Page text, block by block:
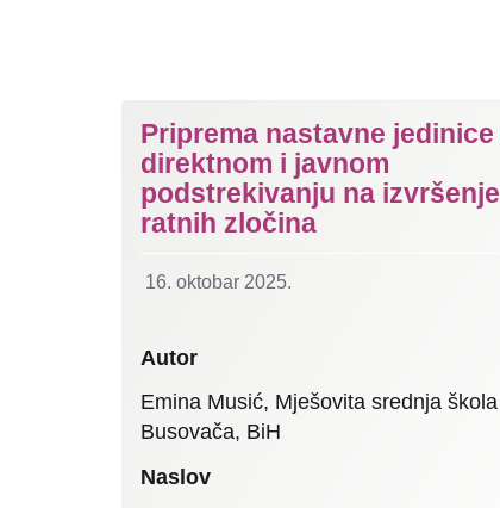
Priprema nastavne jedinice
direktnom i javnom
podstrekivanju na izvršenje
ratnih zločina
16. oktobar 2025.
Autor
Emina Musić, Mješovita srednja škola
Busovača, BiH
Naslov